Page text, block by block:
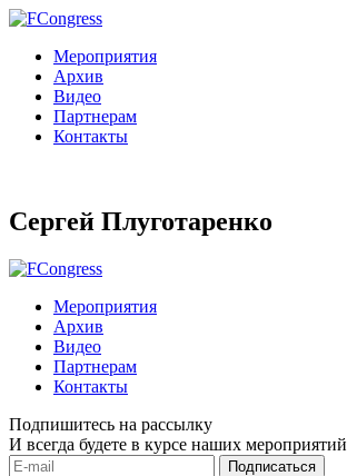
Мероприятия
Архив
Видео
Партнерам
Контакты
Сергей Плуготаренко
Мероприятия
Архив
Видео
Партнерам
Контакты
Подпишитесь на рассылку
И всегда будете в курсе наших мероприятий
Подписаться